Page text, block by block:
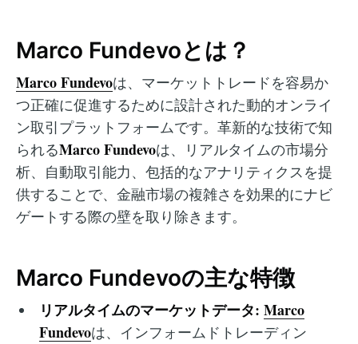
Marco Fundevoとは？
Marco Fundevoは、マーケットトレードを容易か
つ正確に促進するために設計された動的オンライ
ン取引プラットフォームです。革新的な技術で知
られるMarco Fundevoは、リアルタイムの市場分
析、自動取引能力、包括的なアナリティクスを提
供することで、金融市場の複雑さを効果的にナビ
ゲートする際の壁を取り除きます。
Marco Fundevoの主な特徴
リアルタイムのマーケットデータ: Marco
Fundevoは、インフォームドトレーディン